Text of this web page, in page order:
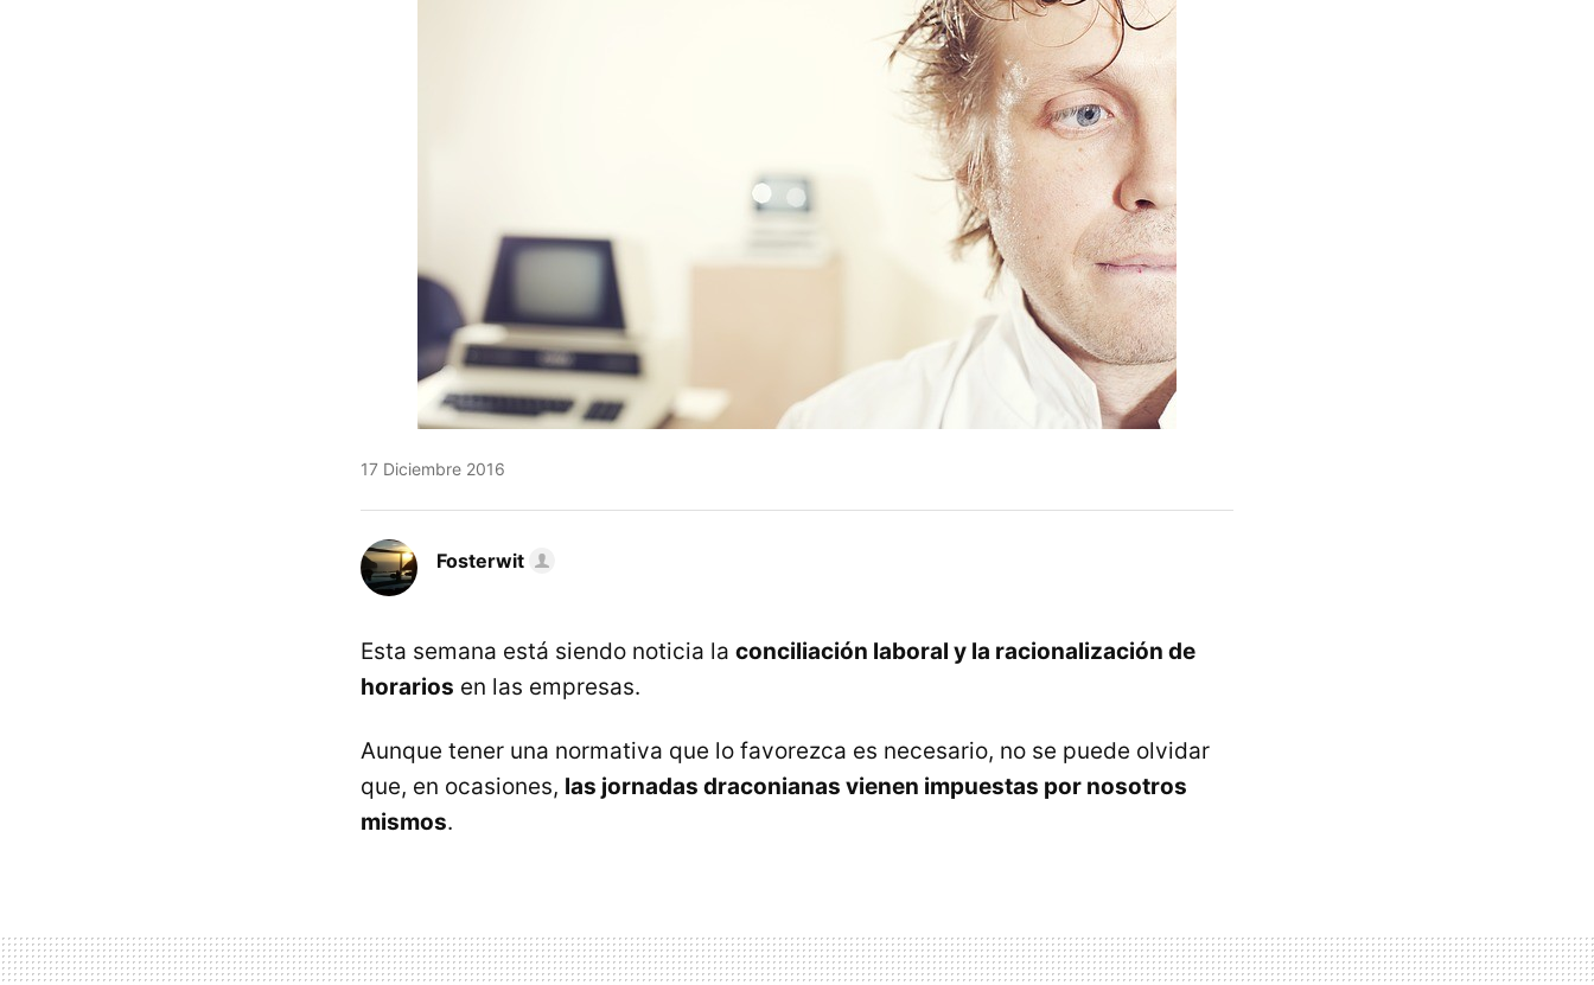
17 Diciembre 2016
Fosterwit
Esta semana está siendo noticia la conciliación laboral y la racionalización de
horarios en las empresas.
Aunque tener una normativa que lo favorezca es necesario, no se puede olvidar
que, en ocasiones, las jornadas draconianas vienen impuestas por nosotros
mismos.